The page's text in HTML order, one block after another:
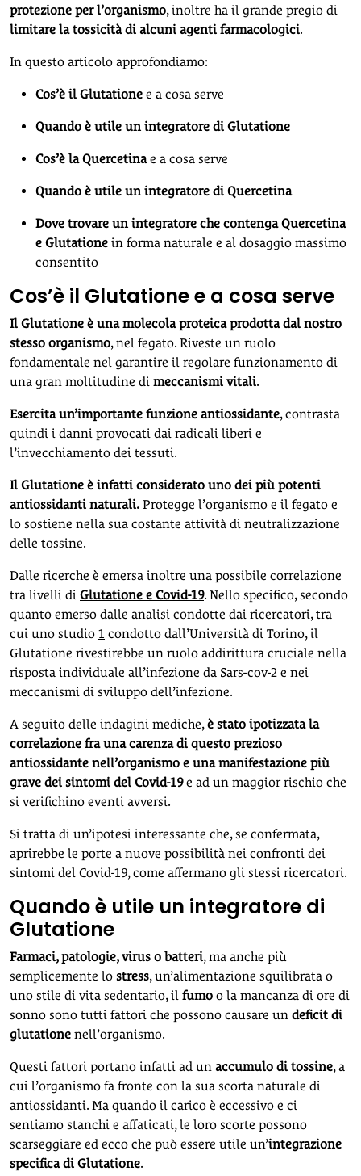
protezione per l’organismo, inoltre ha il grande pregio di
limitare la tossicità di alcuni agenti farmacologici.
In questo articolo approfondiamo:
Cos’è il Glutatione e a cosa serve
Quando è utile un integratore di Glutatione
Cos’è la Quercetinae a cosa serve
Quando è utile un integratore di Quercetina
Dove trovare un integratore che contenga Quercetina
e Glutatione in forma naturale e al dosaggio massimo
consentito
Cos’è il Glutatione e a cosa serve
Il Glutatione è una molecola proteica prodotta dal nostro
stesso organismo, nel fegato. Riveste un ruolo
fondamentale nel garantire il regolare funzionamento di
una gran moltitudine di meccanismi vitali.
Esercita un’importante funzione antiossidante, contrasta
quindi i danni provocati dai radicali liberi e
l’invecchiamento dei tessuti.
Il Glutatione è infatti considerato uno dei più potenti
antiossidanti naturali. Protegge l’organismo e il fegato e
lo sostiene nella sua costante attività di neutralizzazione
delle tossine.
Dalle ricerche è emersa inoltre una possibile correlazione
tra livelli di Glutatione e Covid-19. Nello specifico, secondo
quanto emerso dalle analisi condotte dai ricercatori, tra
cui uno studio 1 condotto dall’Università di Torino, il
Glutatione rivestirebbe un ruolo addirittura cruciale nella
risposta individuale all’infezione da Sars-cov-2 e nei
meccanismi di sviluppo dell’infezione.
A seguito delle indagini mediche,è stato ipotizzata la
correlazione fra una carenza di questo prezioso
antiossidante nell’organismo e una manifestazione più
grave dei sintomi del Covid-19e ad un maggior rischio che
si verifichino eventi avversi.
Si tratta di un’ipotesi interessante che, se confermata,
aprirebbe le porte a nuove possibilità nei confronti dei
sintomi del Covid-19, come affermano gli stessi ricercatori.
Quando è utile un integratore di
Glutatione
Farmaci, patologie, virus o batteri, ma anche più
semplicemente lo stress, un’alimentazione squilibrata o
uno stile di vita sedentario, il fumo o la mancanza di ore di
sonno sono tutti fattori che possono causare un deficit di
glutatione nell’organismo.
Questi fattori portano infatti ad un accumulo di tossine, a
cui l’organismo fa fronte con la sua scorta naturale di
antiossidanti. Ma quando il carico è eccessivo e ci
sentiamo stanchi e affaticati, le loro scorte possono
scarseggiare ed ecco che può essere utile un’integrazione
specifica di Glutatione.